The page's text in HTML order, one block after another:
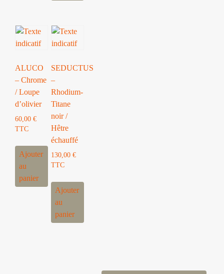
peuvent
être
sur
la
page
du
produit
ALUCO
– Chrome
/ Loupe
d’olivier
60,00 €
TTC
Ajouter
au
panier
SEDUCTUS
–
Rhodium-
Titane
noir /
Hêtre
échauffé
130,00 €
TTC
Ajouter
au
panier